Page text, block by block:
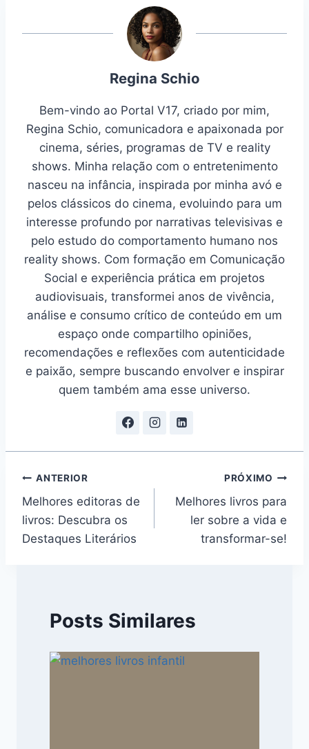
Regina Schio
Bem-vindo ao Portal V17, criado por mim,
Regina Schio, comunicadora e apaixonada por
cinema, séries, programas de TV e reality
shows. Minha relação com o entretenimento
nasceu na infância, inspirada por minha avó e
pelos clássicos do cinema, evoluindo para um
interesse profundo por narrativas televisivas e
pelo estudo do comportamento humano nos
reality shows. Com formação em Comunicação
Social e experiência prática em projetos
audiovisuais, transformei anos de vivência,
análise e consumo crítico de conteúdo em um
espaço onde compartilho opiniões,
recomendações e reflexões com autenticidade
e paixão, sempre buscando envolver e inspirar
quem também ama esse universo.
Navegação
de
Post
ANTERIOR
Melhores editoras de
livros: Descubra os
Destaques Literários
PRÓXIMO
Melhores livros para
ler sobre a vida e
transformar-se!
Posts Similares